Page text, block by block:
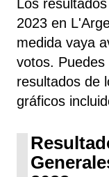
Los
2023 en
medida vaya
votos.
resultados de
gráficos